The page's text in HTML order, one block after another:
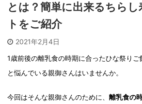
とは？簡単に出来るちら
トをご紹介
2021年2月4日
1歳前後の離乳食の時期に合ったひな祭りご
と悩んでいる親御さんはいませんか。
今回はそんな親御さんのために、 離乳食の